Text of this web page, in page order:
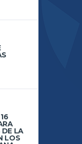
DE LA
LOS